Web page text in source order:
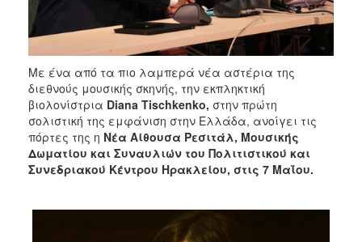
ΕΠΙΣΚΕΠΤΗΣ
ΗΡΑΚΛΕΙΟ
Με ένα από τα πιο λαμπερά νέα αστέρια της
διεθνούς μουσικής σκηνής, την εκπληκτική
βιολονίστρια Diana Tischkenko, στην πρώτη
σολιστική της εμφάνιση στην Ελλάδα, ανοίγει τις
πόρτες της η Νέα Αίθουσα Ρεσιτάλ, Μουσικής
Δωματίου και Συναυλιών του Πολιτιστικού και
Συνεδριακού Κέντρου Ηρακλείου, στις 7 Μαΐου.